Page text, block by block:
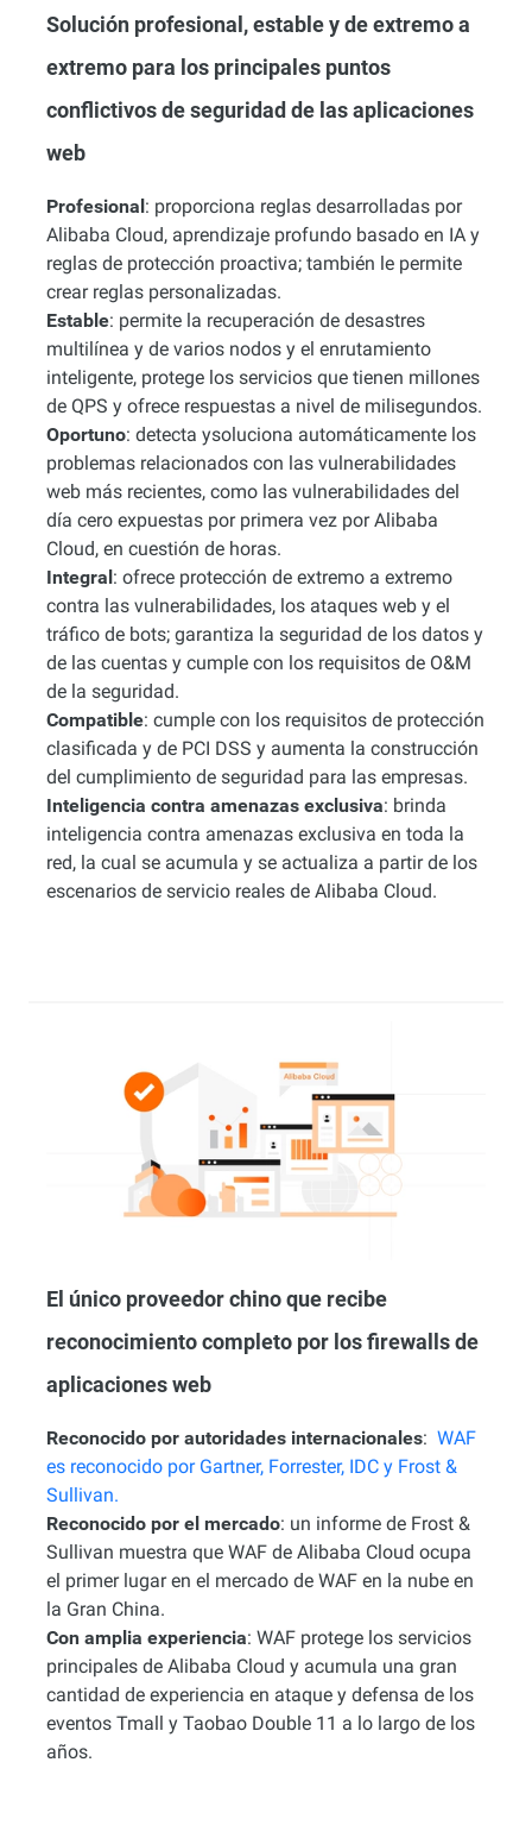
Solución profesional, estable y de extremo a
extremo para los principales puntos
conflictivos de seguridad de las aplicaciones
web
Profesional : proporciona reglas desarrolladas por
Alibaba Cloud, aprendizaje profundo basado en IA y
reglas de protección proactiva; también le permite
crear reglas personalizadas.
Estable: permite la recuperación de desastres
multilínea y de varios nodos y el enrutamiento
inteligente, protege los servicios que tienen millones
de QPS y ofrece respuestas a nivel de milisegundos.
Oportuno: detecta ysoluciona automáticamente los
problemas relacionados con las vulnerabilidades
web más recientes, como las vulnerabilidades del
día cero expuestas por primera vez por Alibaba
Cloud, en cuestión de horas.
Integral : ofrece protección de extremo a extremo
contra las vulnerabilidades, los ataques web y el
tráfico de bots; garantiza la seguridad de los datos y
de las cuentas y cumple con los requisitos de O&M
de la seguridad.
Compatible: cumple con los requisitos de protección
clasificada y de PCI DSS y aumenta la construcción
del cumplimiento de seguridad para las empresas.
Inteligencia contra amenazas exclusiva: brinda
inteligencia contra amenazas exclusiva en toda la
red, la cual se acumula y se actualiza a partir de los
escenarios de servicio reales de Alibaba Cloud.
El único proveedor chino que recibe
reconocimiento completo por los firewalls de
aplicaciones web
Reconocido por autoridades internacionales: WAF
es reconocido por Gartner, Forrester, IDC y Frost &
Sullivan.
Reconocido por el mercado: un informe de Frost &
Sullivan muestra que WAF de Alibaba Cloud ocupa
el primer lugar en el mercado de WAF en la nube en
la Gran China.
Con amplia experiencia: WAF protege los servicios
principales de Alibaba Cloud y acumula una gran
cantidad de experiencia en ataque y defensa de los
eventos Tmall y Taobao Double 11 a lo largo de los
años.